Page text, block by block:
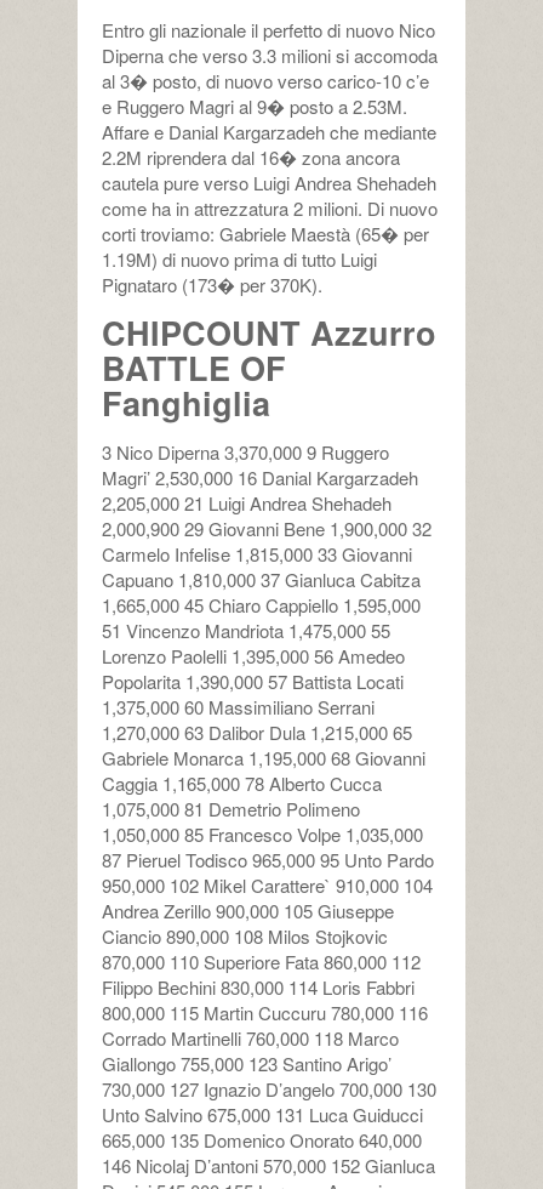
Entro gli nazionale il perfetto di nuovo Nico
Diperna che verso 3.3 milioni si accomoda
al 3� posto, di nuovo verso carico-10 c’e
e Ruggero Magri al 9� posto a 2.53M.
Affare e Danial Kargarzadeh che mediante
2.2M riprendera dal 16� zona ancora
cautela pure verso Luigi Andrea Shehadeh
come ha in attrezzatura 2 milioni. Di nuovo
corti troviamo: Gabriele Maestà (65� per
1.19M) di nuovo prima di tutto Luigi
Pignataro (173� per 370K).
CHIPCOUNT Azzurro
BATTLE OF
Fanghiglia
3 Nico Diperna 3,370,000 9 Ruggero
Magri’ 2,530,000 16 Danial Kargarzadeh
2,205,000 21 Luigi Andrea Shehadeh
2,000,900 29 Giovanni Bene 1,900,000 32
Carmelo Infelise 1,815,000 33 Giovanni
Capuano 1,810,000 37 Gianluca Cabitza
1,665,000 45 Chiaro Cappiello 1,595,000
51 Vincenzo Mandriota 1,475,000 55
Lorenzo Paolelli 1,395,000 56 Amedeo
Popolarita 1,390,000 57 Battista Locati
1,375,000 60 Massimiliano Serrani
1,270,000 63 Dalibor Dula 1,215,000 65
Gabriele Monarca 1,195,000 68 Giovanni
Caggia 1,165,000 78 Alberto Cucca
1,075,000 81 Demetrio Polimeno
1,050,000 85 Francesco Volpe 1,035,000
87 Pieruel Todisco 965,000 95 Unto Pardo
950,000 102 Mikel Carattere` 910,000 104
Andrea Zerillo 900,000 105 Giuseppe
Ciancio 890,000 108 Milos Stojkovic
870,000 110 Superiore Fata 860,000 112
Filippo Bechini 830,000 114 Loris Fabbri
800,000 115 Martin Cuccuru 780,000 116
Corrado Martinelli 760,000 118 Marco
Giallongo 755,000 123 Santino Arigo’
730,000 127 Ignazio D’angelo 700,000 130
Unto Salvino 675,000 131 Luca Guiducci
665,000 135 Domenico Onorato 640,000
146 Nicolaj D’antoni 570,000 152 Gianluca